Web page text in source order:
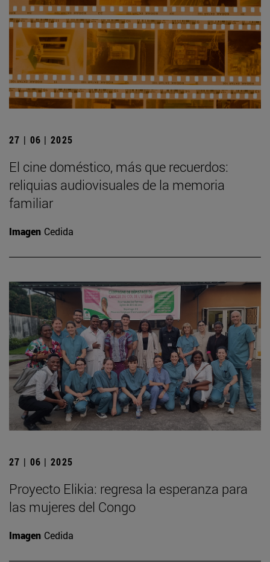
27 | 06 | 2025
El cine doméstico, más que recuerdos:
reliquias audiovisuales de la memoria
familiar
Imagen Cedida
27 | 06 | 2025
Proyecto Elikia: regresa la esperanza para
las mujeres del Congo
Imagen Cedida